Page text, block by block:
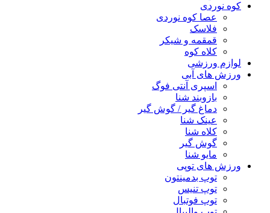
کوه نوردی
عصا کوه نوردی
فلاسک
قمقمه و شیکر
کلاه کوه
لوازم ورزشی
ورزش های آبی
اسپری آنتی فوگ
بازوبند شنا
دماغ گیر / گوش گیر
عینک شنا
کلاه شنا
گوش گیر
مایو شنا
ورزش های توپی
توپ بدمینتون
توپ تنیس
توپ فوتبال